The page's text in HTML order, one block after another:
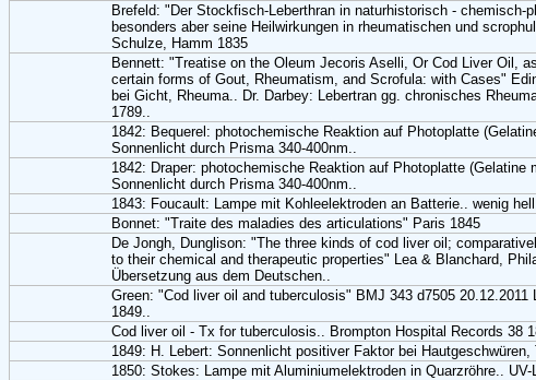
Brefeld: "Der Stockfisch-Leberthran in naturhistorisch - chemisch-
besonders aber seine Heilwirkungen in rheumatischen und
Schulze, Hamm 1835
Bennett: "Treatise on the Oleum Jecoris Aselli, Or Cod Liver Oil,
certain forms of Gout, Rheumatism, and Scrofula: with Cases"
bei Gicht, Rheuma.. Dr. Darbey: Lebertran gg. chronisches
1789..
1842: Bequerel: photochemische Reaktion auf Photoplatte
Sonnenlicht durch Prisma 340-400nm..
1842: Draper: photochemische Reaktion auf Photoplatte (Gelatine
Sonnenlicht durch Prisma 340-400nm..
1843: Foucault: Lampe mit Kohleelektroden an Batterie.. wenig hell..
Bonnet: "Traite des maladies des articulations" Paris 1845
De Jongh, Dunglison: "The three kinds of cod liver oil;
to their chemical and therapeutic properties" Lea & Blanchard,
Übersetzung aus dem Deutschen..
Green: "Cod liver oil and tuberculosis" BMJ 343 d7505 20.12.2011
1849..
Cod liver oil - Tx for tuberculosis.. Brompton Hospital Records 38
1849: H. Lebert: Sonnenlicht positiver Faktor bei
1850: Stokes: Lampe mit Aluminiumelektroden in Quarzröhre.. UV-